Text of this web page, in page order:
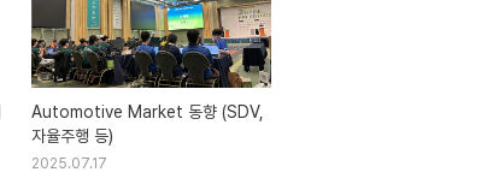
Automotive Market 동향 (SDV,
자율주행 등)
2025.07.17